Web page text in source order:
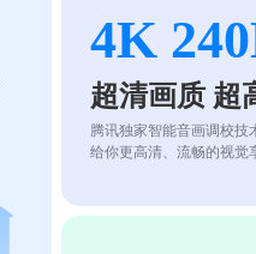
4K
超清画质 超
腾讯独家智能音画调校技
给你更高清、流畅的视觉